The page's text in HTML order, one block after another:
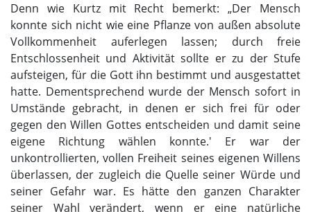
Denn wie Kurtz mit Recht bemerkt: „Der Mensch
konnte sich nicht wie eine Pflanze von außen absolute
Vollkommenheit auferlegen lassen; durch freie
Entschlossenheit und Aktivität sollte er zu der Stufe
aufsteigen, für die Gott ihn bestimmt und ausgestattet
hatte. Dementsprechend wurde der Mensch sofort in
Umstände gebracht, in denen er sich frei für oder
gegen den Willen Gottes entscheiden und damit seine
eigene Richtung wählen konnte.' Er war der
unkontrollierten, vollen Freiheit seines eigenen Willens
überlassen, der zugleich die Quelle seiner Würde und
seiner Gefahr war. Es hätte den ganzen Charakter
seiner Wahl verändert, wenn er eine natürliche